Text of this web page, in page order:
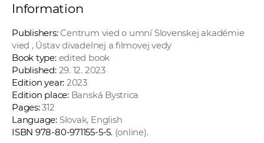
Information
Publishers:Centrum vied o umní Slovenskej akadémie
vied , Ústav divadelnej a filmovej vedy
Book type:edited book
Published:29. 12. 2023
Edition year: 2023
Edition place:Banská Bystrica
Pages:312
Language:Slovak, English
ISBN 978-80-971155-5-5. (online).